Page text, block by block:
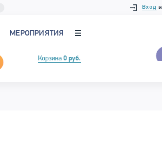
Вход
МЕРОПРИЯТИЯ
Корзина 0 руб.